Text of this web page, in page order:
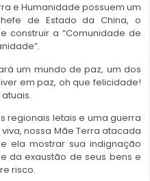
e Humanidade possuem um
de Estado da China, o
construir a “Comunidade de
um mundo de paz, um dos
em paz, oh que felicidade!
regionais letais e uma guerra
nossa Mãe Terra atacada
ela mostrar sua indignação
da exaustão de seus bens e
risco.